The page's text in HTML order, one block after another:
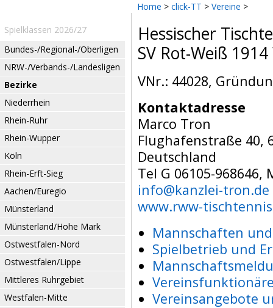
Home > click-TT > Vereine >
Spielklassen 2026/27
Bundes-/Regional-/Oberligen
NRW-/Verbands-/Landesligen
Bezirke
Niederrhein
Rhein-Ruhr
Rhein-Wupper
Köln
Rhein-Erft-Sieg
Aachen/Euregio
Münsterland
Münsterland/Hohe Mark
Ostwestfalen-Nord
Ostwestfalen/Lippe
Mittleres Ruhrgebiet
Westfalen-Mitte
Hessischer
SV Rot-Weiß
VNr.: 44028,
Kontaktadresse
Marco Tron
Flughafenstraße 40,
Deutschland
Tel G 06105-968646,
info@kanzlei-tron.de
www.rww-
Mannschaften
Spielbetrieb und
Vereinsangebote